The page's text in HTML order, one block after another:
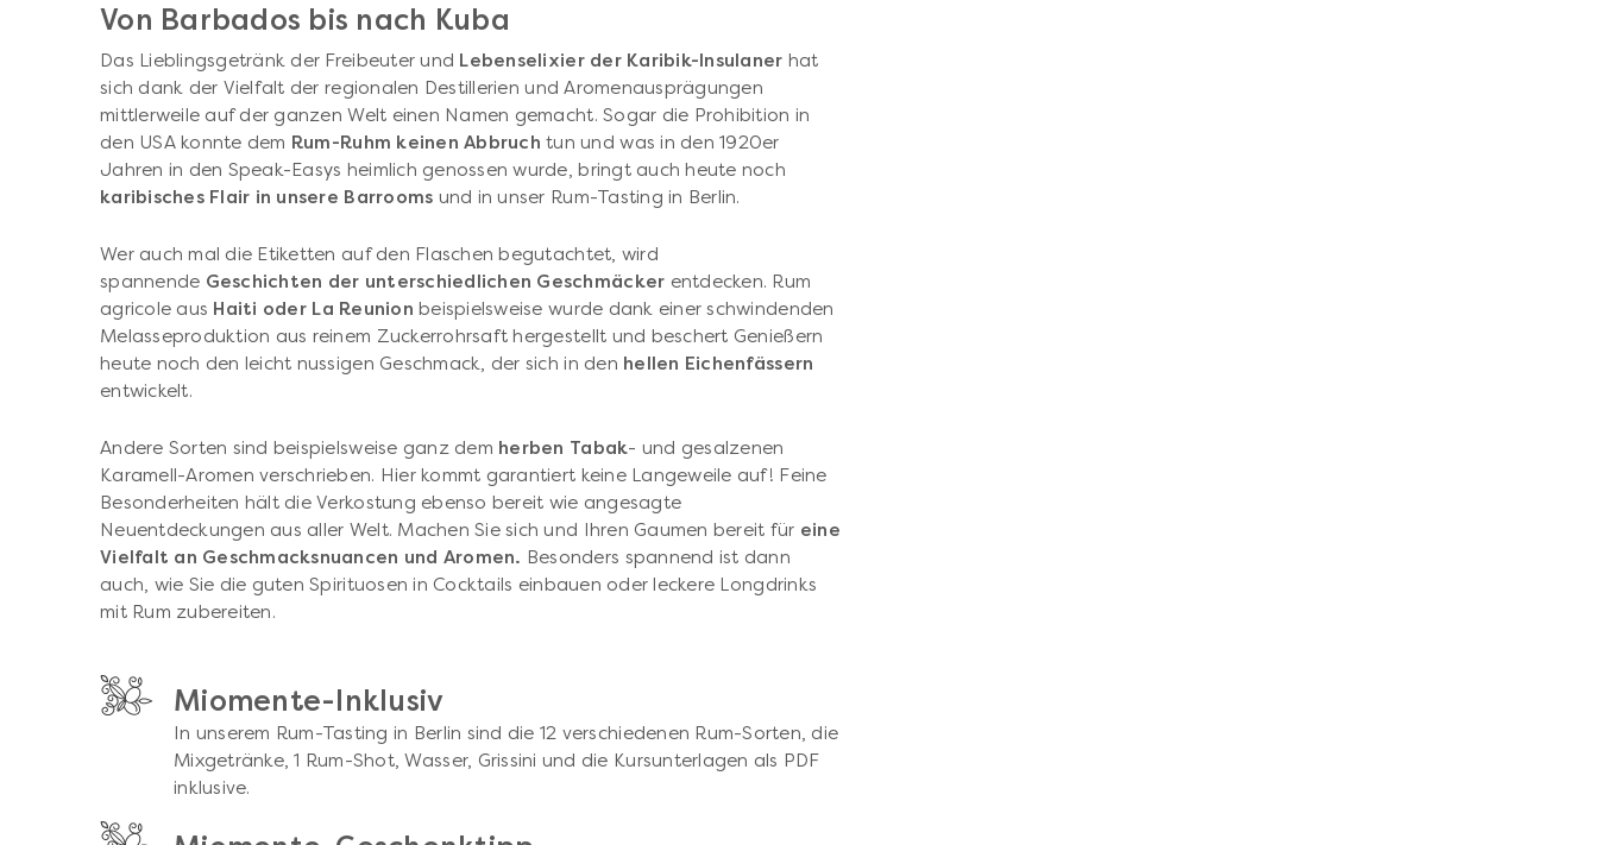
Von Barbados bis nach Kuba
Das Lieblingsgetränk der Freibeuter und Lebenselixier der Karibik-Insulaner hat
sich dank der Vielfalt der regionalen Destillerien und Aromenausprägungen
mittlerweile auf der ganzen Welt einen Namen gemacht. Sogar die Prohibition in
den USA konnte dem Rum-Ruhm keinen Abbruch tun und was in den 1920er
Jahren in den Speak-Easys heimlich genossen wurde, bringt auch heute noch
karibisches Flair in unsere Barrooms und in unser Rum-Tasting in Berlin.
Wer auch mal die Etiketten auf den Flaschen begutachtet, wird
spannende Geschichten der unterschiedlichen Geschmäcker entdecken. Rum
agricole aus Haiti oder La Reunion beispielsweise wurde dank einer schwindenden
Melasseproduktion aus reinem Zuckerrohrsaft hergestellt und beschert Genießern
heute noch den leicht nussigen Geschmack, der sich in den hellen Eichenfässern
entwickelt.
Andere Sorten sind beispielsweise ganz dem herben Tabak- und gesalzenen
Karamell-Aromen verschrieben. Hier kommt garantiert keine Langeweile auf! Feine
Besonderheiten hält die Verkostung ebenso bereit wie angesagte
Neuentdeckungen aus aller Welt. Machen Sie sich und Ihren Gaumen bereit für eine
Vielfalt an Geschmacksnuancen und Aromen. Besonders spannend ist dann
auch, wie Sie die guten Spirituosen in Cocktails einbauen oder leckere Longdrinks
mit Rum zubereiten.
Miomente-Inklusiv
In unserem Rum-Tasting in Berlin sind die 12 verschiedenen Rum-Sorten, die
Mixgetränke, 1 Rum-Shot, Wasser, Grissini und die Kursunterlagen als PDF
inklusive.